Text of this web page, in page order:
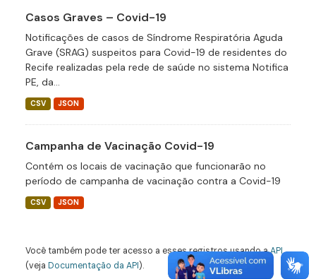
Casos Graves – Covid-19
Notificações de casos de Síndrome Respiratória Aguda
Grave (SRAG) suspeitos para Covid-19 de residentes do
Recife realizadas pela rede de saúde no sistema Notifica
PE, da...
CSV JSON
Campanha de Vacinação Covid-19
Contém os locais de vacinação que funcionarão no
período de campanha de vacinação contra a Covid-19
CSV JSON
Você também pode ter acesso a esses registros usando aAPI
(veja Documentação da API).